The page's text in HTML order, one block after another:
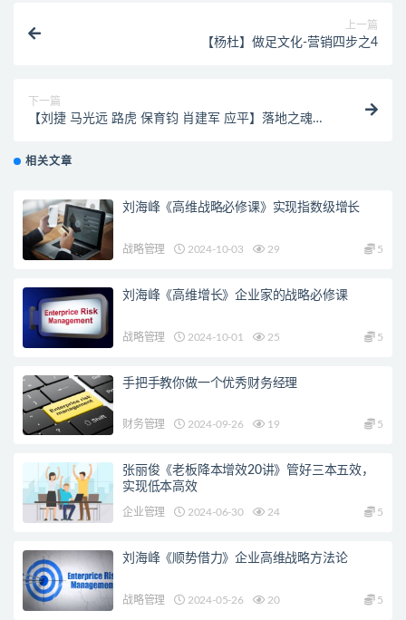
上一篇
【杨杜】做足文化-营销四步之4
下一篇
【刘捷 马光远 路虎 保育钧 肖建军 应平】落地之魂
相关文章
刘海峰《高维战略必修课》实现指数级增长
战略管理 2024-10-03 29 5
刘海峰《高维增长》企业家的战略必修课
战略管理 2024-10-01 25 5
手把手教你做一个优秀财务经理
财务管理 2024-09-26 19 5
张丽俊《老板降本增效20讲》管好三本五效，
实现低本高效
企业管理 2024-06-30 24 5
刘海峰《顺势借力》企业高维战略方法论
战略管理 2024-05-26 20 5